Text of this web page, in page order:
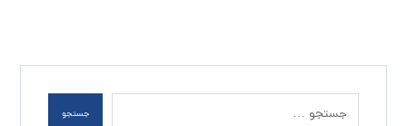
جستجو